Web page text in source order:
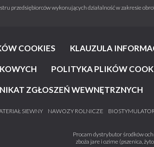
przedsiębiorców wykonujących działalność w zakresie
COOKIES KLAUZULA
POLITYKA PLIKÓW
ZGŁOSZEŃ WEWNĘTRZNYCH
SIEWNY NAWOZY ROLNICZE
Procam dystrybutor środków
zboża jare i ozime (pszenica,